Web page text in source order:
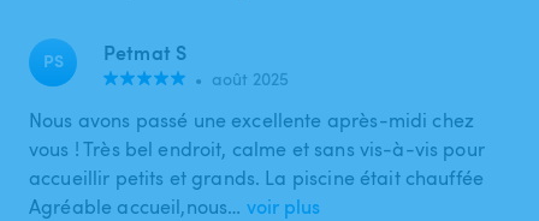
PS Petmat S
• août 2025
Nous avons passé une excellente après-midi chez
vous ! Très bel endroit, calme et sans vis-à-vis pour
accueillir petits et grands. La piscine était chauffée
Agréable accueil,nous… voir plus